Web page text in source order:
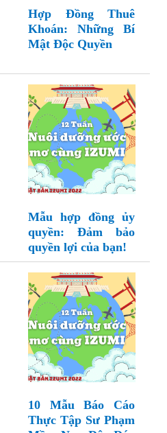
Hợp Đồng Thuê
Khoán: Những Bí
Mật Độc Quyền
Mẫu hợp đồng ủy
quyền: Đảm bảo
quyền lợi của bạn!
10 Mẫu Báo Cáo
Thực Tập Sư Phạm